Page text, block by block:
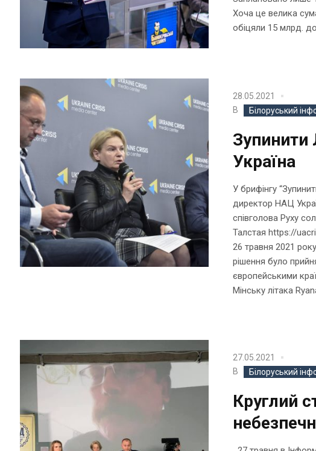
Хоча це велика
обіцяли 15 млрд.
28.05.2021
В
Білоруський
Україна
У брифінгу
директор НАЦ
співголова Руху
Талстая https://
26 травня 2021
рішення було
європейськими
Мінську літака
27.05.2021
В
Білоруський
Круглий